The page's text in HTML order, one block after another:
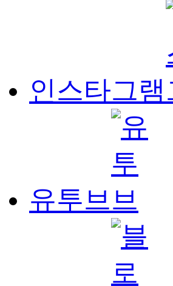
인스타그램
유투브